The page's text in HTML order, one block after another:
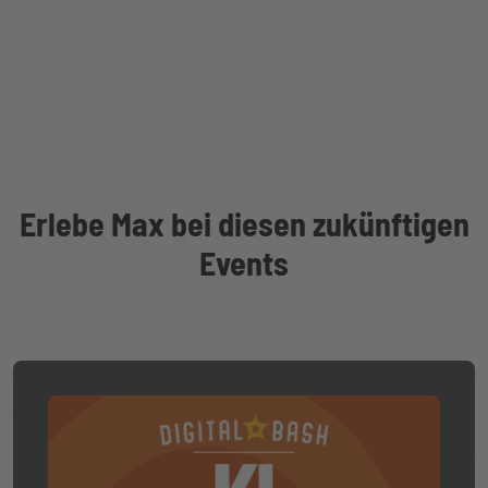
Erlebe Max bei diesen zukünftigen
Events